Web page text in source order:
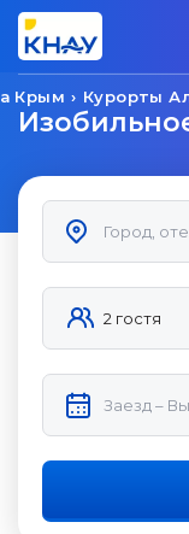
Курорты
Крым